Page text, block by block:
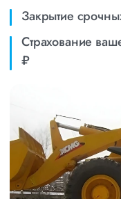
Закрытие
Страхование
₽